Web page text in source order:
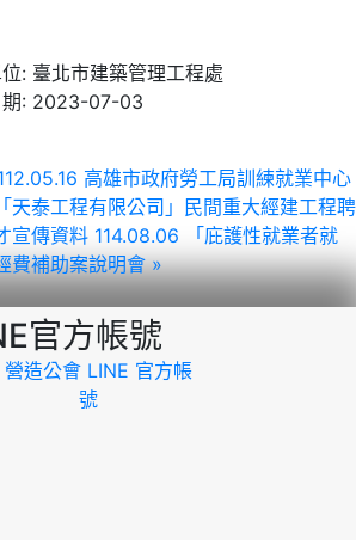
: 臺北市建築管理工程處
: 2023-07-03
高雄市政府勞工局訓練就業中心
天泰工程有限公司」民間重大經建工程聘
宣傳資料 114.08.06 「庇護性就業者就
費補助案說明會 »
官方帳號